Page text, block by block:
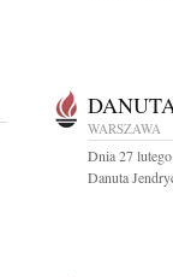
WARSZAWA
Dnia 27
Danuta